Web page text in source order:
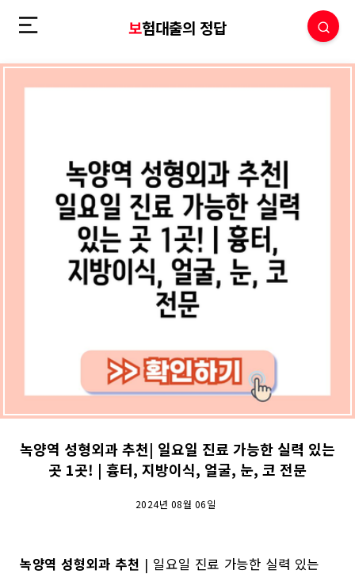
보험대출의 정답
녹양역 성형외과 추천| 일요일 진료 가능한 실력 있는
곳 1곳! | 흉터, 지방이식, 얼굴, 눈, 코 전문
2024년 08월 06일
녹양역 성형외과 추천 | 일요일 진료 가능한 실력 있는